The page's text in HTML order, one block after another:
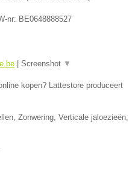
nr: BE0648888527
Screenshot ▼
kopen? Lattestore produceert
Zonwering, Verticale jaloezieën,